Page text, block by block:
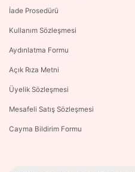
İade Prosedürü
Kullanım Sözleşmesi
Aydınlatma Formu
Açık Rıza Metni
Üyelik Sözleşmesi
Mesafeli Satış Sözleşmesi
Cayma Bildirim Formu